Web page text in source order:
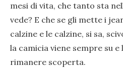
mesi di vita, che tanto sta
vede? E che se gli mette i
calzine e le calzine, si sa,
la camicia viene sempre su
rimanere scoperta.